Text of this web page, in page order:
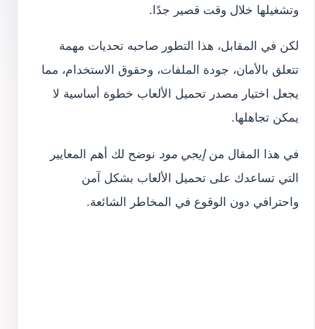
وتشغيلها خلال وقت قصير جدًا.
لكن في المقابل، هذا التطور صاحبه تحديات مهمة
تتعلق بالأمان، جودة الملفات، وحقوق الاستخدام، مما
يجعل اختيار مصدر تحميل الألعاب خطوة أساسية لا
يمكن تجاهلها.
في هذا المقال منإيجي مود نوضح لك أهم المعايير
التي تساعدك على تحميل الألعاب بشكل آمن
واحترافي دون الوقوع في المخاطر الشائعة.